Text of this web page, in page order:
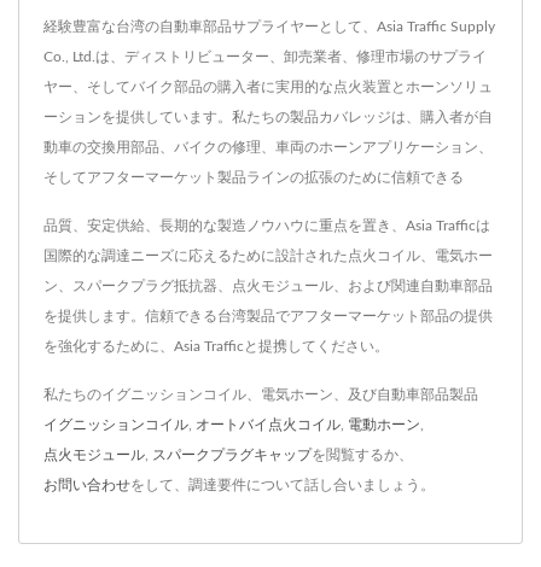
経験豊富な台湾の自動車部品サプライヤーとして、Asia Traffic Supply
Co., Ltd.は、ディストリビューター、卸売業者、修理市場のサプライ
ヤー、そしてバイク部品の購入者に実用的な点火装置とホーンソリュ
ーションを提供しています。私たちの製品カバレッジは、購入者が自
動車の交換用部品、バイクの修理、車両のホーンアプリケーション、
そしてアフターマーケット製品ラインの拡張のために信頼できる
品質、安定供給、長期的な製造ノウハウに重点を置き、Asia Trafficは
国際的な調達ニーズに応えるために設計された点火コイル、電気ホー
ン、スパークプラグ抵抗器、点火モジュール、および関連自動車部品
を提供します。信頼できる台湾製品でアフターマーケット部品の提供
を強化するために、Asia Trafficと提携してください。
私たちのイグニッションコイル、電気ホーン、及び自動車部品製品
イグニッションコイル オートバイ点火コイル 電動ホーン
点火モジュール スパークプラグキャップを閲覧するか、
お問い合わせをして、調達要件について話し合いましょう。